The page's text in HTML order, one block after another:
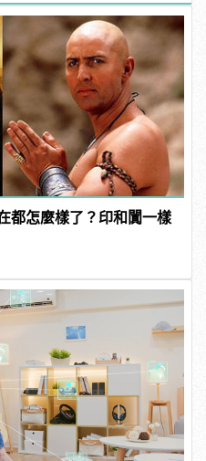
都怎麼樣了？印和闐一樣